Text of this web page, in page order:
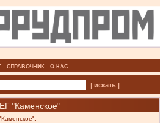
СПРАВОЧНИК О НАС
| искать |
"Каменское"